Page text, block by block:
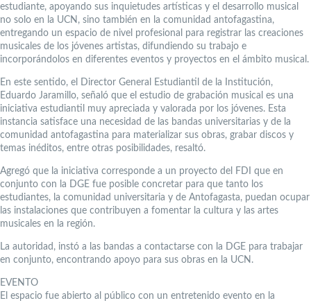
estudiante, apoyando sus inquietudes artísticas y el desarrollo musical
no solo en la UCN, sino también en la comunidad antofagastina,
entregando un espacio de nivel profesional para registrar las creaciones
musicales de los jóvenes artistas, difundiendo su trabajo e
incorporándolos en diferentes eventos y proyectos en el ámbito musical.
En este sentido, el Director General Estudiantil de la Institución,
Eduardo Jaramillo, señaló que el estudio de grabación musical es una
iniciativa estudiantil muy apreciada y valorada por los jóvenes. Esta
instancia satisface una necesidad de las bandas universitarias y de la
comunidad antofagastina para materializar sus obras, grabar discos y
temas inéditos, entre otras posibilidades, resaltó.
Agregó que la iniciativa corresponde a un proyecto del FDI que en
conjunto con la DGE fue posible concretar para que tanto los
estudiantes, la comunidad universitaria y de Antofagasta, puedan ocupar
las instalaciones que contribuyen a fomentar la cultura y las artes
musicales en la región.
La autoridad, instó a las bandas a contactarse con la DGE para trabajar
en conjunto, encontrando apoyo para sus obras en la UCN.
EVENTO
El espacio fue abierto al público con un entretenido evento en la